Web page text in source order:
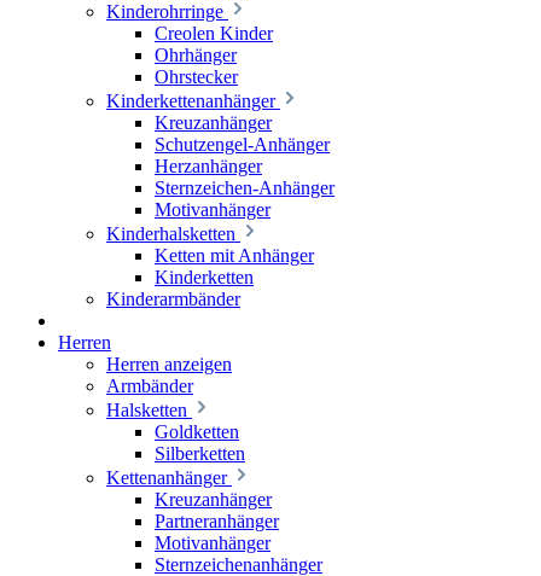
Kinderohrringe
Creolen Kinder
Ohrhänger
Ohrstecker
Kinderkettenanhänger
Kreuzanhänger
Schutzengel-Anhänger
Herzanhänger
Sternzeichen-Anhänger
Motivanhänger
Kinderhalsketten
Ketten mit Anhänger
Kinderketten
Kinderarmbänder
Herren
Herren anzeigen
Armbänder
Halsketten
Goldketten
Silberketten
Kettenanhänger
Kreuzanhänger
Partneranhänger
Motivanhänger
Sternzeichenanhänger